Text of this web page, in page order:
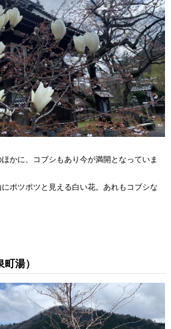
かに、コブシもあり今が満開となっていま
ポツポツと見える白い花。あれもコブシな
湯）